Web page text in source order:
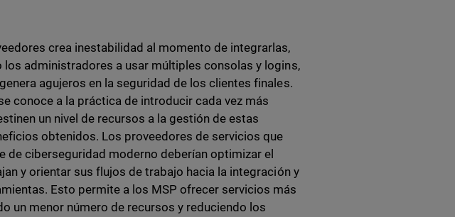
crea inestabilidad al momento de integrarlas,
administradores a usar múltiples consolas y logins,
agujeros en la seguridad de los clientes finales.
conoce a la práctica de introducir cada vez más
un nivel de recursos a la gestión de estas
obtenidos. Los proveedores de servicios que
de ciberseguridad moderno deberían optimizar el
y orientar sus flujos de trabajo hacia la integración y
Esto permite a los MSP ofrecer servicios más
un menor número de recursos y reduciendo los